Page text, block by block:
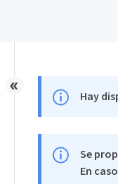
Hay
Se
En